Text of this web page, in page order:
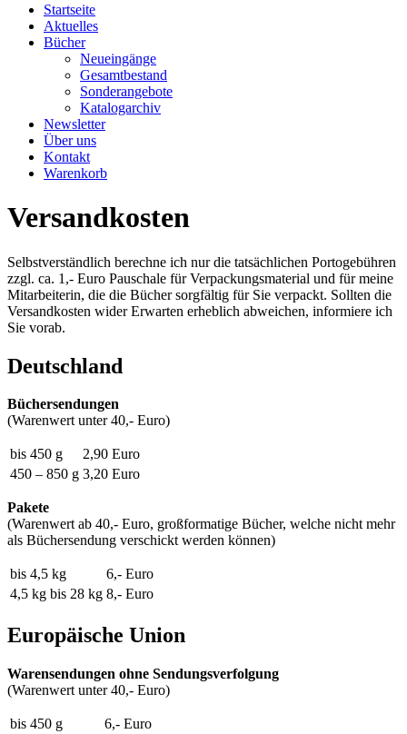
Startseite
Aktuelles
Bücher
Neueingänge
Gesamtbestand
Sonderangebote
Katalogarchiv
Newsletter
Über uns
Kontakt
Warenkorb
Versandkosten
Selbstverständlich berechne ich nur die tatsächlichen Portogebühren
zzgl. ca. 1,- Euro Pauschale für Verpackungsmaterial und für meine
Mitarbeiterin, die die Bücher sorgfältig für Sie verpackt. Sollten die
Versandkosten wider Erwarten erheblich abweichen, informiere ich
Sie vorab.
Deutschland
Büchersendungen
(Warenwert unter 40,- Euro)
bis 450 g
2,90 Euro
450 – 850 g 3,20 Euro
Pakete
(Warenwert ab 40,- Euro, großformatige Bücher, welche nicht mehr
als Büchersendung verschickt werden können)
bis 4,5 kg
6,- Euro
4,5 kg bis 28 kg 8,- Euro
Europäische Union
Warensendungen ohne Sendungsverfolgung
(Warenwert unter 40,- Euro)
bis 450 g
6,- Euro